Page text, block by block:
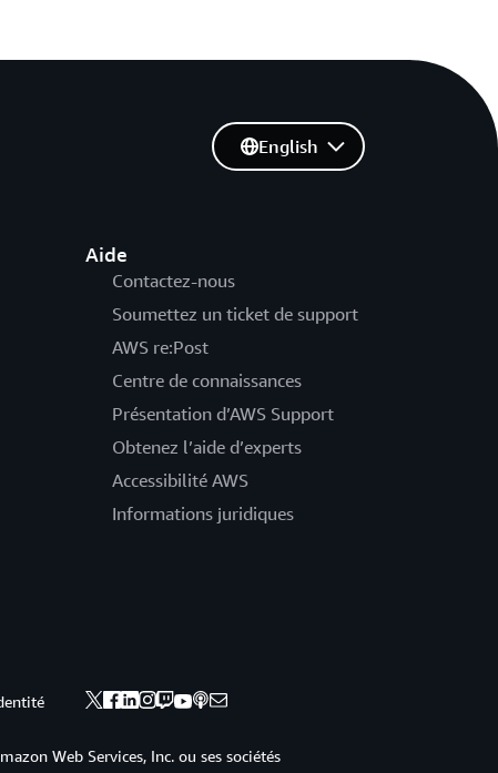
Aide
Contactez-nous
Soumettez un ticket de support
AWS re:Post
Centre de connaissances
Présentation d’AWS Support
Obtenez l’aide d’experts
Accessibilité AWS
Informations juridiques
English
Web Services, Inc. ou ses sociétés